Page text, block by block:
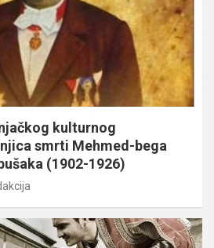
kulturnog
smrti Mehmed-bega
(1902-1926)